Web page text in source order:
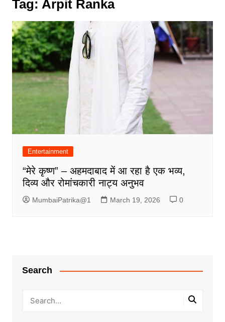
Tag: Arpit Ranka
Entertainment
“मेरे कृष्ण” – अहमदाबाद में आ रहा है एक भव्य,
दिव्य और रोमांचकारी नाट्य अनुभव
MumbaiPatrika@1 March 19, 2026 0
Search